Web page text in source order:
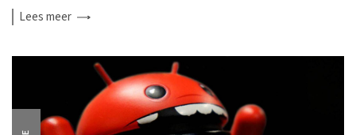
Leesmeer